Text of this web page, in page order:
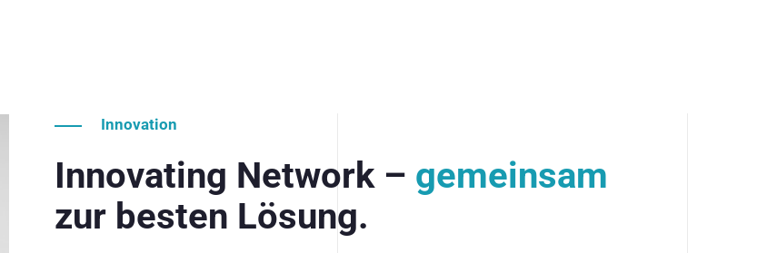
Innovation
Innovating Network – gemeinsam
zur besten Lösung.